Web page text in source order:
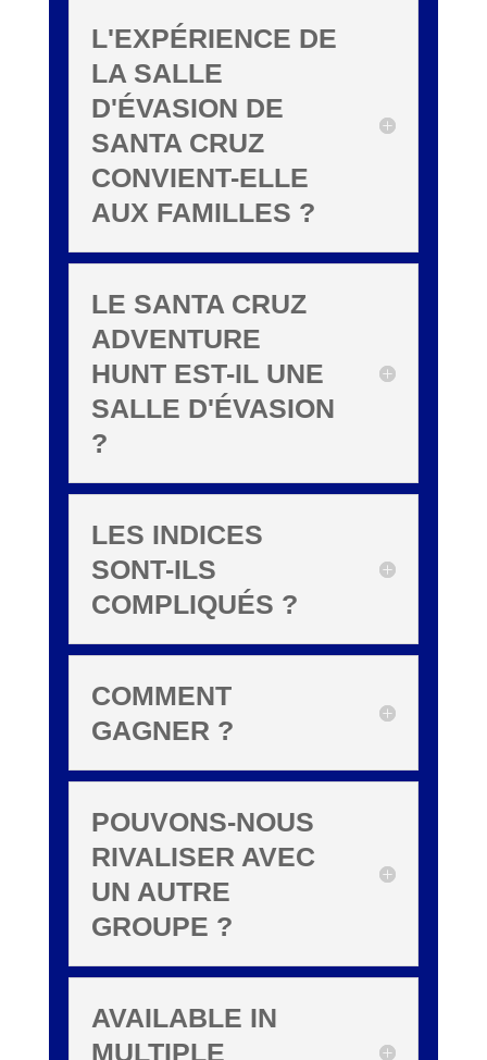
L'EXPÉRIENCE DE
LA SALLE
D'ÉVASION DE
SANTA CRUZ
CONVIENT-ELLE
AUX FAMILLES ?
LE SANTA CRUZ
ADVENTURE
HUNT EST-IL UNE
SALLE D'ÉVASION
?
LES INDICES
SONT-ILS
COMPLIQUÉS ?
COMMENT
GAGNER ?
POUVONS-NOUS
RIVALISER AVEC
UN AUTRE
GROUPE ?
AVAILABLE IN
MULTIPLE